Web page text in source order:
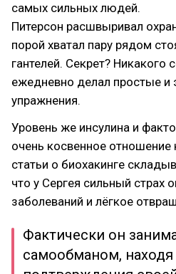
самых сильных людей.
Питерсон расшвыривал
порой хватал пару рядом
гантелей. Секрет? Никакого
ежедневно делал простые
упражнения.
Уровень же инсулина и
очень косвенное отношение
статьи о биохакинге
что у Сергея сильный страх
заболеваний и лёгкое
Фактически он
самообманом,